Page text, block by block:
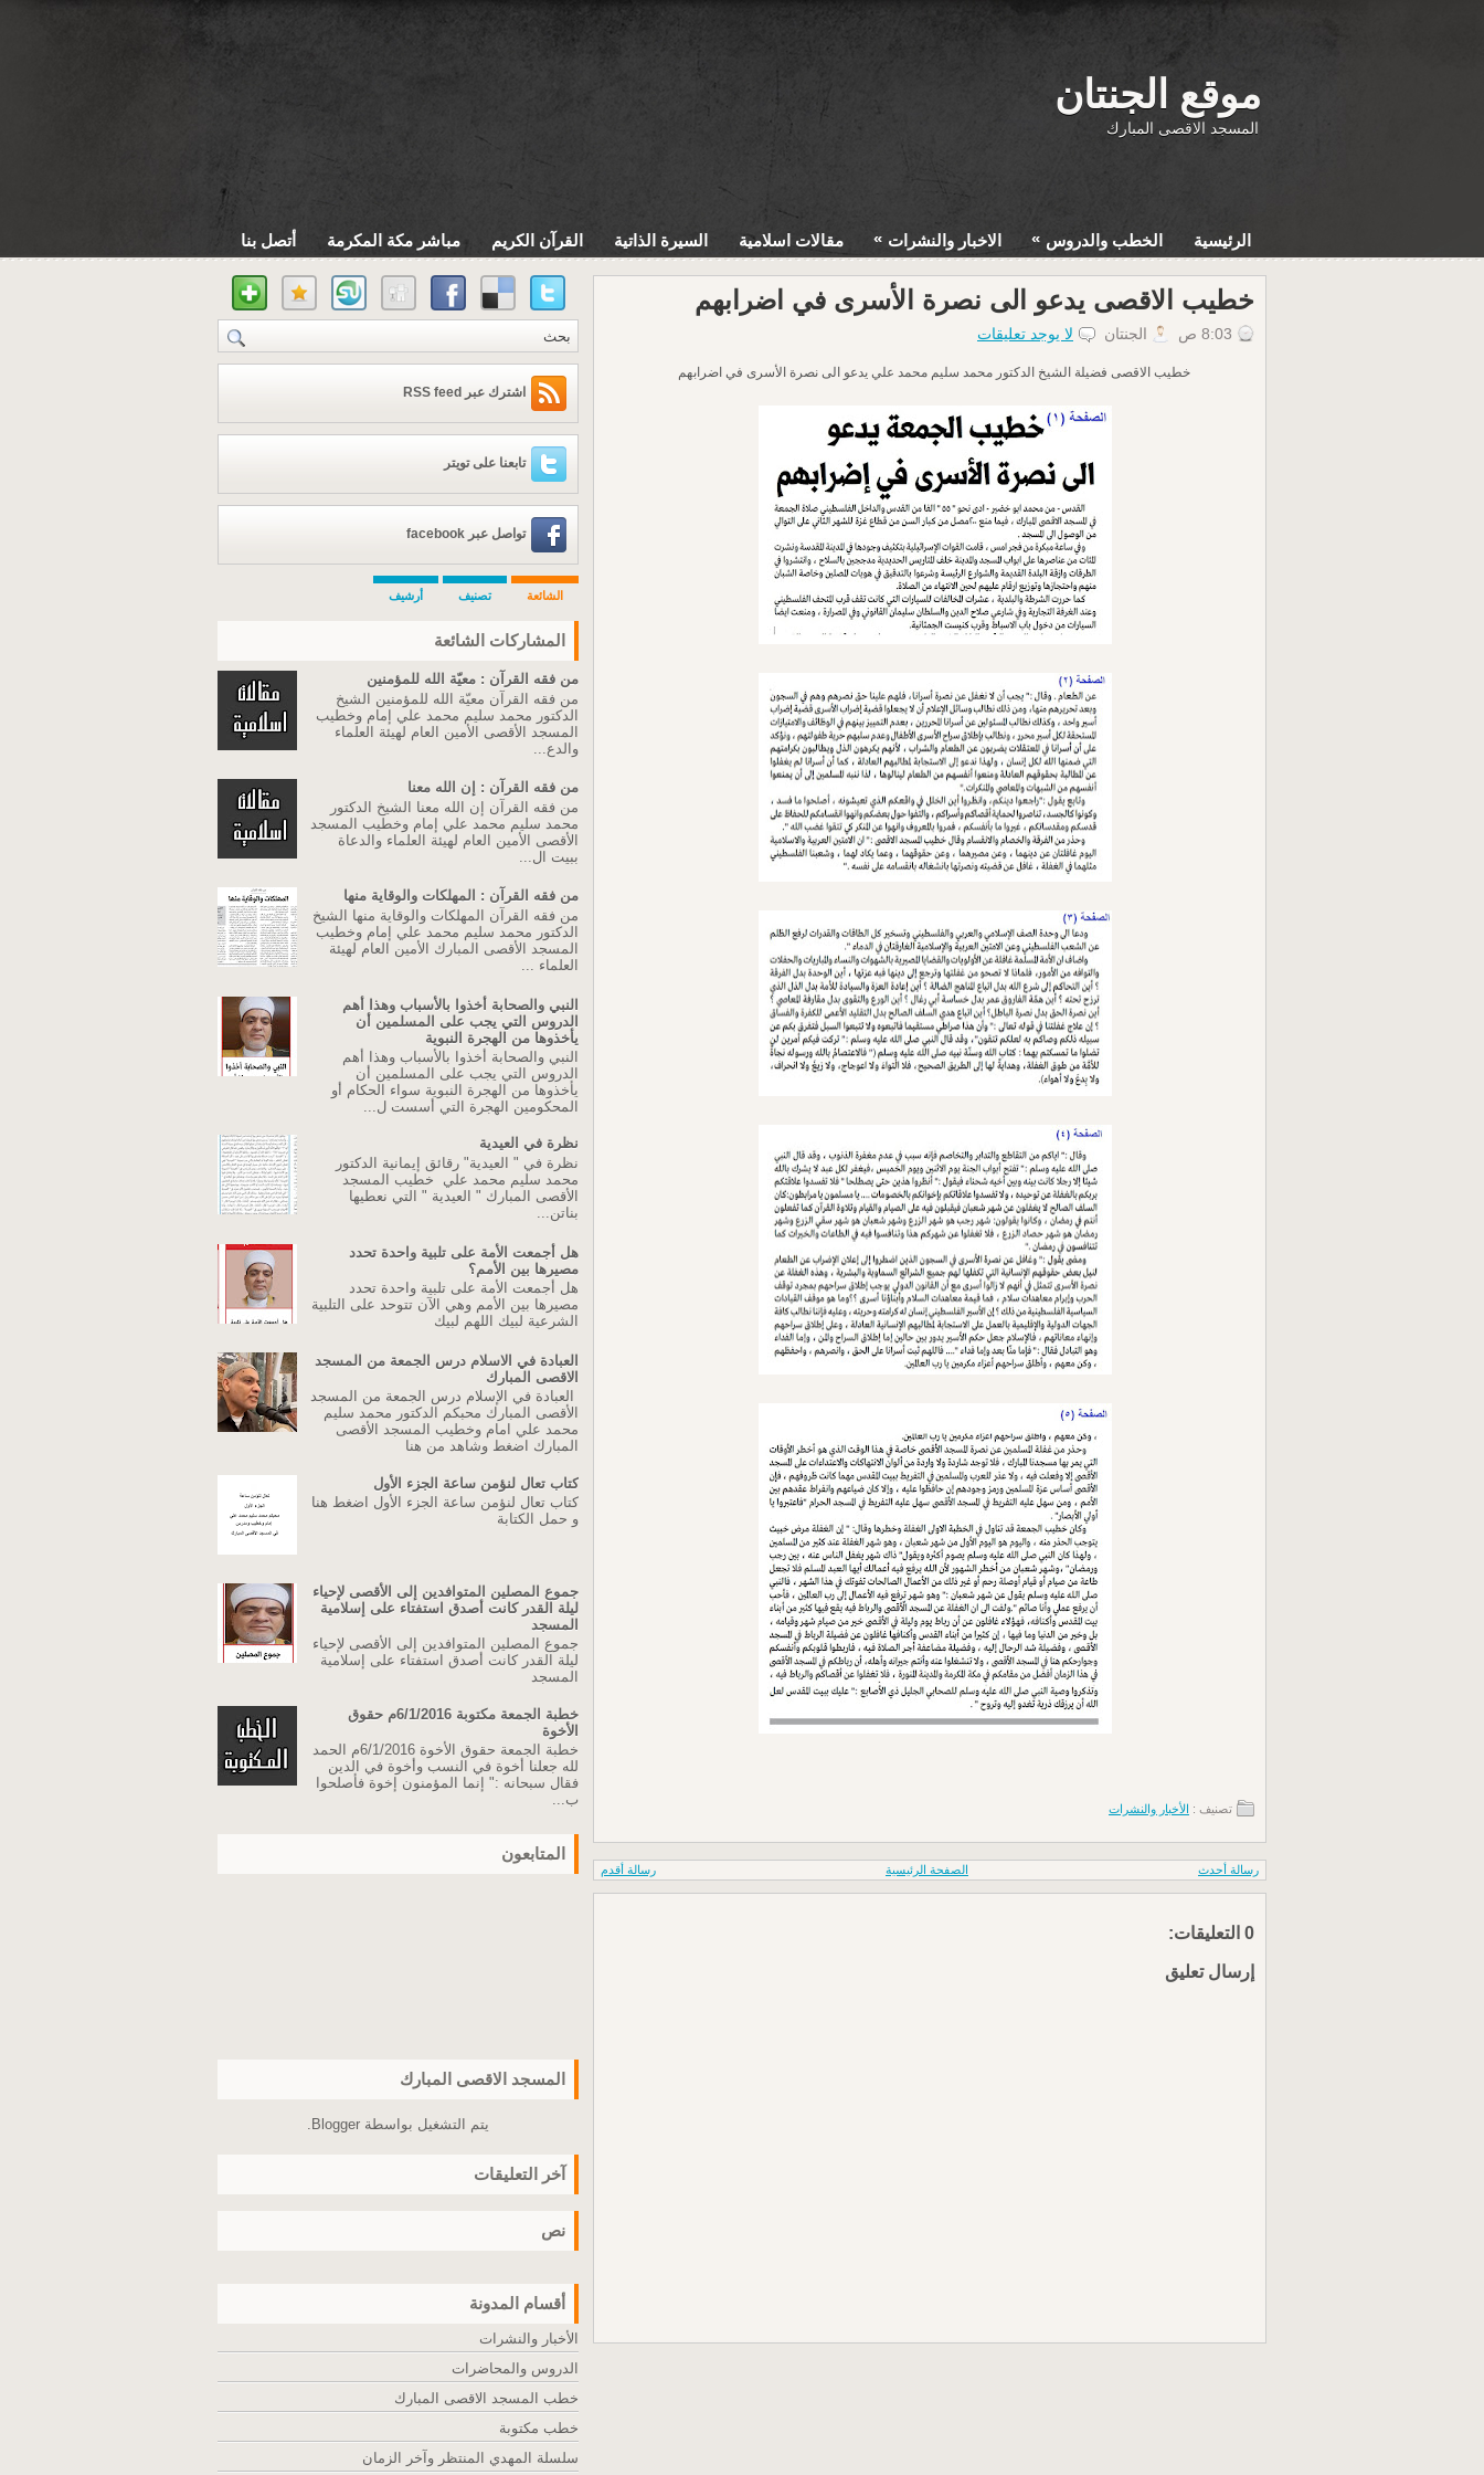
موقع الجنتان
المسجد الاقصى المبارك
الرئيسية الخطب والدروس » الاخبار والنشرات » مقالات اسلامية السيرة الذاتية القرآن الكريم مباشر مكة المكرمة أتصل بنا
خطيب الاقصى يدعو الى نصرة الأسرى في اضرابهم
8:03 ص الجنتان لا يوجد تعليقات
خطيب الاقصى فضيلة الشيخ الدكتور محمد سليم محمد علي يدعو الى نصرة الأسرى في اضرابهم
تصنيف : الأخبار والنشرات
رسالة أحدث رسالة أقدم الصفحة الرئيسية
0 التعليقات:
إرسال تعليق
اشترك عبر RSS feed
تابعنا على تويتر
تواصل عبر facebook
الشائعة تصنيف أرشيف
المشاركات الشائعة
من فقه القرآن : معيّة الله للمؤمنين
من فقه القرآن معيّة الله للمؤمنين الشيخ
الدكتور محمد سليم محمد علي إمام وخطيب
المسجد الأقصى الأمين العام لهيئة العلماء
والدع...
من فقه القرآن : إن الله معنا
من فقه القرآن إن الله معنا الشيخ الدكتور
محمد سليم محمد علي إمام وخطيب المسجد
الأقصى الأمين العام لهيئة العلماء والدعاة
ببيت ال...
من فقه القرآن : المهلكات والوقاية منها
من فقه القرآن المهلكات والوقاية منها الشيخ
الدكتور محمد سليم محمد علي إمام وخطيب
المسجد الأقصى المبارك الأمين العام لهيئة
العلماء ...
النبي والصحابة أخذوا بالأسباب وهذا أهم
الدروس التي يجب على المسلمين أن
يأخذوها من الهجرة النبوية
النبي والصحابة أخذوا بالأسباب وهذا أهم
الدروس التي يجب على المسلمين أن
يأخذوها من الهجرة النبوية سواء الحكام أو
المحكومين الهجرة التي أسست ل...
نظرة في العيدية
نظرة في " العيدية" رقائق إيمانية الدكتور
محمد سليم محمد علي خطيب المسجد
الأقصى المبارك " العيدية " التي نعطيها
بناتن...
هل أجمعت الأمة على تلبية واحدة تحدد
مصيرها بين الأمم؟
هل أجمعت الأمة على تلبية واحدة تحدد
مصيرها بين الأمم وهي الآن تتوحد على التلبية
الشرعية لبيك اللهم لبيك
العبادة في الاسلام درس الجمعة من المسجد
الاقصى المبارك
العبادة في الإسلام درس الجمعة من المسجد
الأقصى المبارك محبكم الدكتور محمد سليم
محمد علي امام وخطيب المسجد الأقصى
المبارك اضغط وشاهد من هنا
كتاب تعال لنؤمن ساعة الجزء الأول
كتاب تعال لنؤمن ساعة الجزء الأول اضغط هنا
و حمل الكتابة
جموع المصلين المتوافدين إلى الأقصى لإحياء
ليلة القدر كانت أصدق استفتاء على إسلامية
المسجد
جموع المصلين المتوافدين إلى الأقصى لإحياء
ليلة القدر كانت أصدق استفتاء على إسلامية
المسجد
خطبة الجمعة مكتوبة 6/1/2016م حقوق
الأخوة
خطبة الجمعة حقوق الأخوة 6/1/2016م الحمد
لله جعلنا أخوة في النسب وأخوة في الدين
فقال سبحانه :" إنما المؤمنون إخوة فأصلحوا
ب...
المتابعون
المسجد الاقصى المبارك
يتم التشغيل بواسطة Blogger
.
آخر التعليقات
نص
أقسام المدونة
الأخبار والنشرات
الدروس والمحاضرات
خطب المسجد الاقصى المبارك
خطب مكتوبة
سلسلة المهدي المنتظر وآخر الزمان